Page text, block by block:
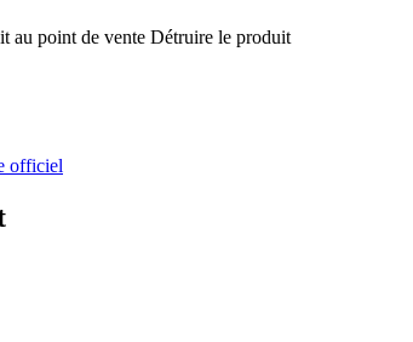
au point de vente Détruire le produit
officiel